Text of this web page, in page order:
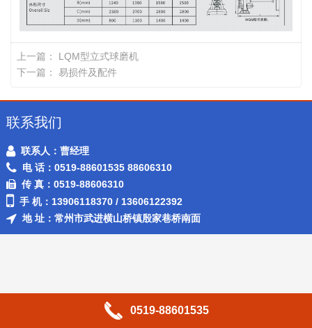
上一篇： LQM型立式球磨机
下一篇：易损件及配件
联系我们
联系人：曹经理
电 话：0519-88601535 88606310
传 真：0519-88606310
手 机：13906118370 / 13606122392
地 址：常州市武进横山桥镇殷家巷桥南面
0519-88601535